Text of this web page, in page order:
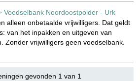
Voedselbank Noordoostpolder - Urk
alleen onbetaalde vrijwilligers. Dat geldt
van het inpakken en uitgeven van
Zonder vrijwilligers geen voedselbank.
gevonden 1 van 1